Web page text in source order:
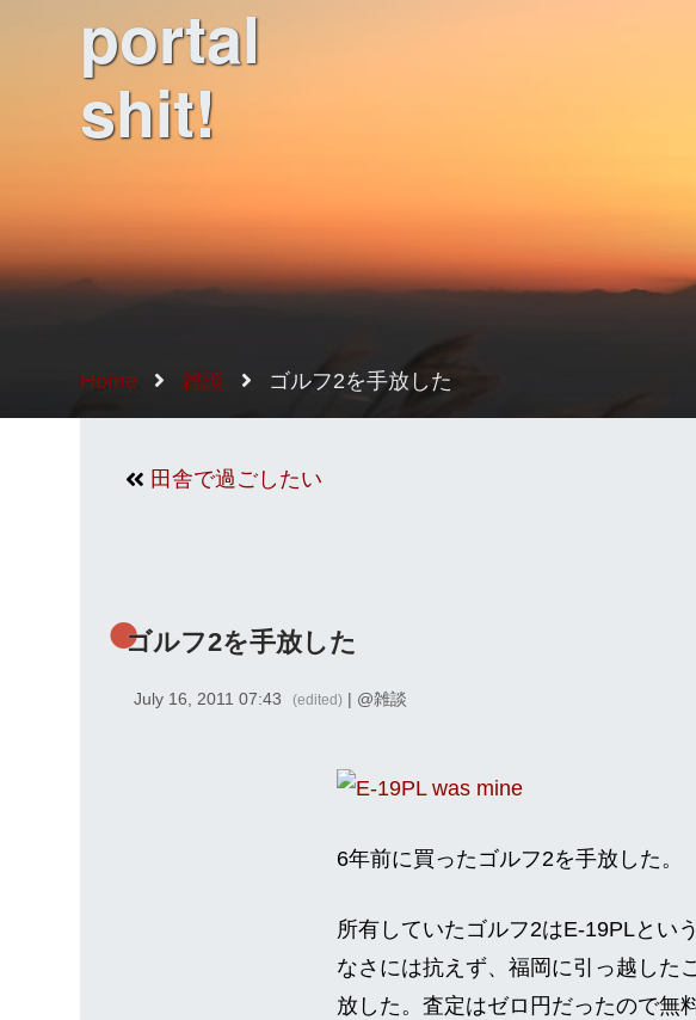
portal
shit!
Home 雑談 ゴルフ2を手放した
田舎で過ごしたい
ゴルフ2を手放した
July 16, 2011 07:43 (edited) | @雑談
6年前に買ったゴルフ2を手放した。
所有していたゴルフ2はE-19PLとい
なさには抗えず、福岡に引っ越した
放した。査定はゼロ円だったので無